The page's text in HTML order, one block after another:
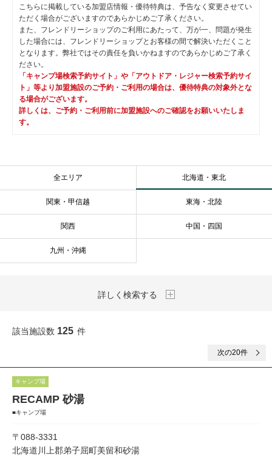
こちらに掲載している加盟店情報・優待特典は、予告なく変更させてい
ただく場合がございますのであらかじめご了承ください。
また、フレンドリーショップのご利用にあたって、万が一、問題が発生
した場合には、フレンドリーショップとお客様の間で解決いただくこと
となります。弊社ではその責任を負いかねますのであらかじめご了承く
ださい。
「キャンプ場検索予約サイト」や「アウトドア・レジャー検索予約サイ
ト」等より加盟施設のご予約・ご利用の場合は、優待特典の対象外とな
る場合がございます。
詳しくは、ご予約・ご利用前に加盟施設へのご確認をお願いいたしま
す。
全エリア 北海道・東北
関東・甲信越 東海・北陸
関西 中国・四国
九州・沖縄
詳しく検索する
該当施設数 125 件
次の20件
キャンプ場
RECAMP 砂湯
■キャンプ場
〒088-3331
北海道川上郡弟子屈町美留和砂湯